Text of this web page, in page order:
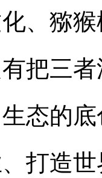
、猕
把三
态的
打造